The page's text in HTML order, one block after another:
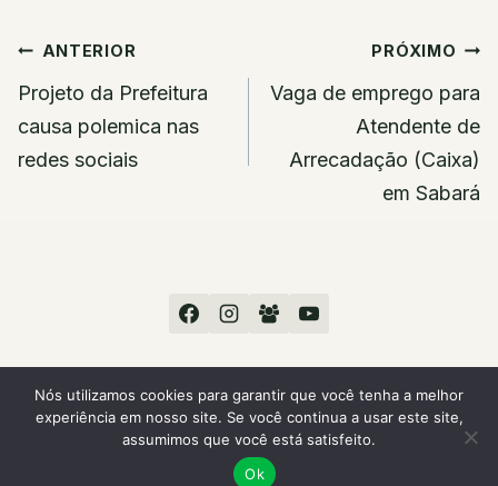
Navegação
de
Post
ANTERIOR
Projeto da Prefeitura
causa polemica nas
redes sociais
PRÓXIMO
Vaga de emprego para
Atendente de
Arrecadação (Caixa)
em Sabará
© 2026 Sou Sabará
Nós utilizamos cookies para garantir que você tenha a melhor
experiência em nosso site. Se você continua a usar este site,
assumimos que você está satisfeito.
Ok